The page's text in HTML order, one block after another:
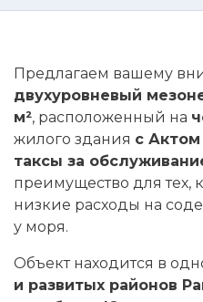
Предлагаем вашему
двухуровневый
м², расположенный на
жилого здания с Актом
таксы за
преимущество для тех,
низкие расходы на
у моря.
Объект находится в
и развитых районов